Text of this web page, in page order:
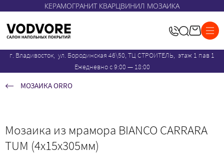
КЕРАМОГРАНИТ КВАРЦВИНИЛ МОЗАИКА
г. Владивосток, ул. Бородинская 46\50, ТЦ СТРОИТЕЛЬ, этаж 1 пав 1
Ежедневно с 9:00 — 18:00
МОЗАИКА ORRO
Мозаика из мрамора BIANCO CARRARA
TUM (4х15х305мм)